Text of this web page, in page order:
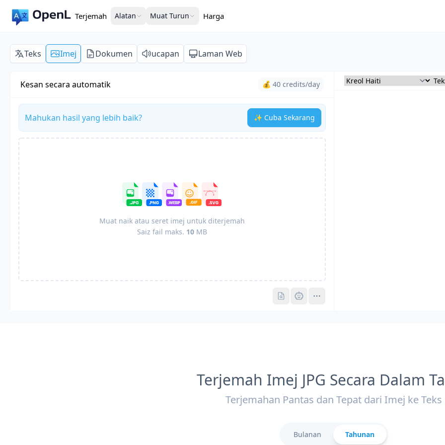
Terjemah Alatan Muat Turun Harga
Teks Imej Dokumen ucapan Laman Web
Kesan secara automatik 💰 40 credits/day
Mahukan hasil yang lebih baik? ✨ Cuba Sekarang
Muat naik atau seret imej untuk diterjemah
Saiz fail maks. 10MB
Terjemah Imej JPG Secara Dalam
Terjemahan Pantas dan Tepat dari Imej ke Teks
Bulanan Tahunan